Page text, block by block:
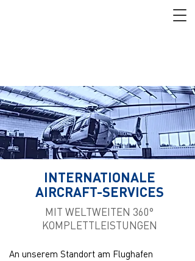
INTERNATIONALE
AIRCRAFT-SERVICES
MIT WELTWEITEN 360°
KOMPLETTLEISTUNGEN
An unserem Standort am Flughafen